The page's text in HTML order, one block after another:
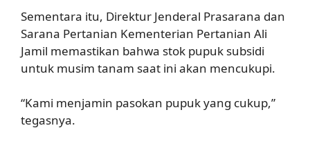
Sementara itu, Direktur Jenderal Prasarana dan
Sarana Pertanian Kementerian Pertanian Ali
Jamil memastikan bahwa stok pupuk subsidi
untuk musim tanam saat ini akan mencukupi.
“Kami menjamin pasokan pupuk yang cukup,”
tegasnya.